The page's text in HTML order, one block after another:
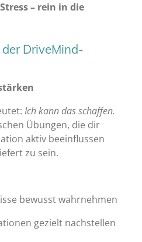
– rein in die
DriveMind-
Ich kann das schaffen.
Übungen, die dir
aktiv beeinflussen
zu sein.
bewusst wahrnehmen
gezielt nachstellen